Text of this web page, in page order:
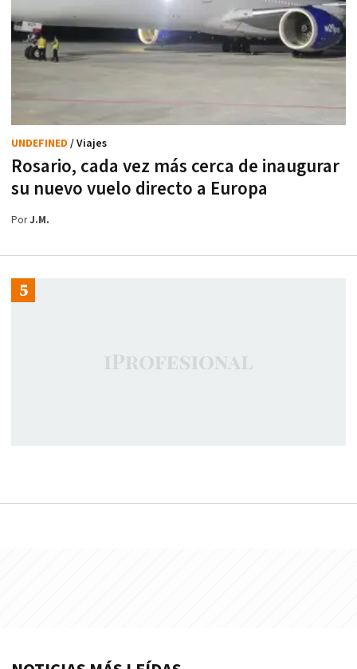
Rosario, cada vez más cerca de inaugurar
su nuevo vuelo directo a Europa
UNDEFINED / Viajes
PorJ.M.